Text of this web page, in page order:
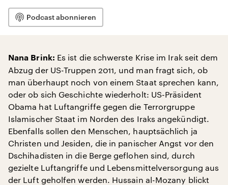
Podcast abonnieren
Nana Brink: Es ist die schwerste Krise im Irak seit dem
Abzug der US-Truppen 2011, und man fragt sich, ob
man überhaupt noch von einem Staat sprechen kann,
oder ob sich Geschichte wiederholt: US-Präsident
Obama hat Luftangriffe gegen die Terrorgruppe
Islamischer Staat im Norden des Iraks angekündigt.
Ebenfalls sollen den Menschen, hauptsächlich ja
Christen und Jesiden, die in panischer Angst vor den
Dschihadisten in die Berge geflohen sind, durch
gezielte Luftangriffe und Lebensmittelversorgung aus
der Luft geholfen werden. Hussain al-Mozany blickt